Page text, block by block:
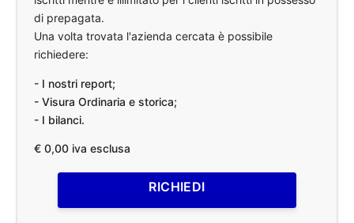
di prepagata.
Una volta trovata l'azienda cercata è possibile
richiedere:
- I nostri report;
- Visura Ordinaria e storica;
- I bilanci.
€ 0,00 iva esclusa
RICHIEDI